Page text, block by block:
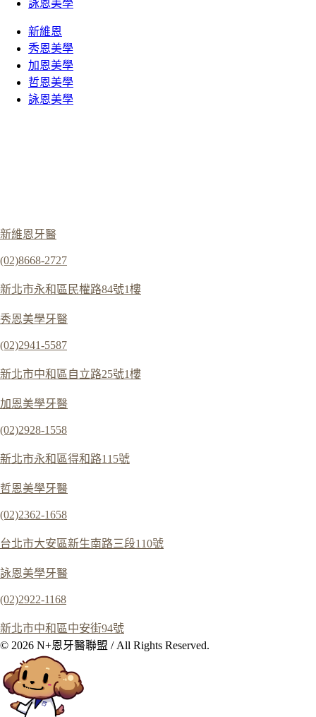
詠恩美學
新維恩
秀恩美學
加恩美學
哲恩美學
詠恩美學
新維恩牙醫
(02)8668-2727
新北市永和區民權路84號1樓
秀恩美學牙醫
(02)2941-5587
新北市中和區自立路25號1樓
加恩美學牙醫
(02)2928-1558
新北市永和區得和路115號
哲恩美學牙醫
(02)2362-1658
台北市大安區新生南路三段110號
詠恩美學牙醫
(02)2922-1168
新北市中和區中安街94號
© 2026 N+恩牙醫聯盟 / All Rights Reserved.